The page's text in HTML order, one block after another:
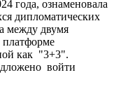
года, ознаменовала
дипломатических
между двумя
платформе
как "3+3".
войти